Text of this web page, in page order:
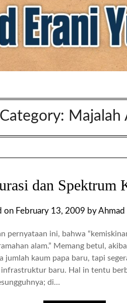
Category: Majalah
dan Spektrum
on February 13, 2009 byAhmad
pernyataan ini, bahwa
alam.” Memang betul,
jumlah kaum papa baru, tapi
baru. Hal in tentu
di…